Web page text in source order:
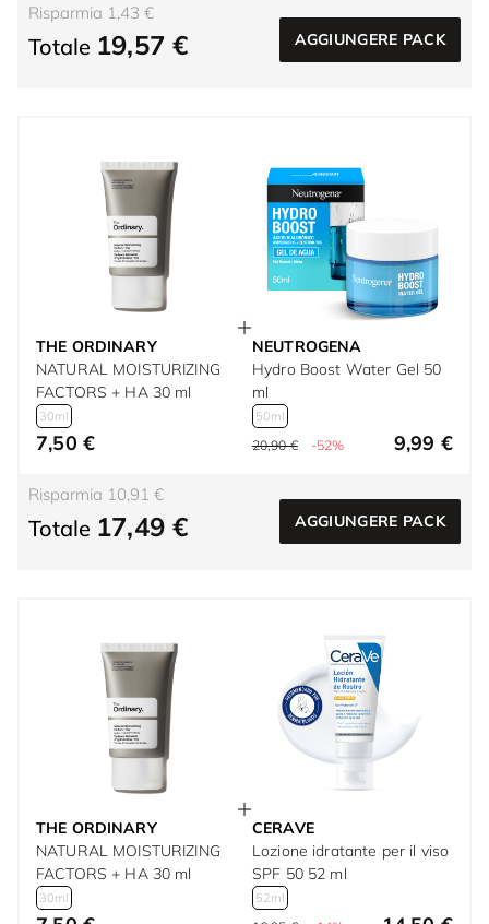
Risparmia 1,43 €
Totale 19,57 € AGGIUNGERE PACK
THE ORDINARY
NATURAL MOISTURIZING
FACTORS + HA 30 ml
30ml
7,50 €
NEUTROGENA
Hydro Boost Water Gel 50
ml
50ml
20,90 € -52% 9,99 €
Risparmia 10,91 €
Totale 17,49 € AGGIUNGERE PACK
THE ORDINARY
NATURAL MOISTURIZING
FACTORS + HA 30 ml
30ml
CERAVE
Lozione idratante per il viso
SPF 50 52 ml
52ml